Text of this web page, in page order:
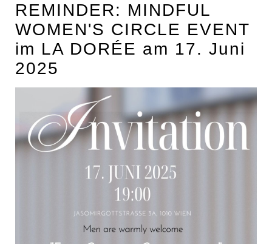
iRobot
POSTSPORTVEREIN WIEN
MEDIA
PRESSEKONTAKT
REMINDER: MINDFUL
WOMEN'S CIRCLE EVENT
im LA DORÉE am 17. Juni
2025